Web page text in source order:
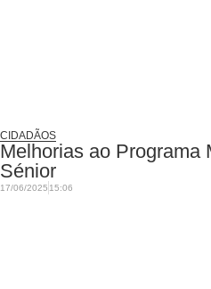
CIDADÃOS
Melhorias ao Programa
Sénior
17/06/2025 15:06